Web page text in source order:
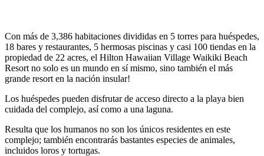
Con más de 3,386 habitaciones divididas en 5 torres para huéspedes,
18 bares y restaurantes, 5 hermosas piscinas y casi 100 tiendas en la
propiedad de 22 acres, el Hilton Hawaiian Village Waikiki Beach
Resort no solo es un mundo en sí mismo, sino también el más
grande resort en la nación insular!
Los huéspedes pueden disfrutar de acceso directo a la playa bien
cuidada del complejo, así como a una laguna.
Resulta que los humanos no son los únicos residentes en este
complejo; también encontrarás bastantes especies de animales,
incluidos loros y tortugas.